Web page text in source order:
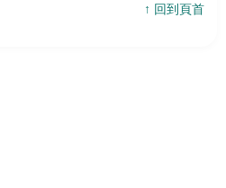
↑ 回到頁首